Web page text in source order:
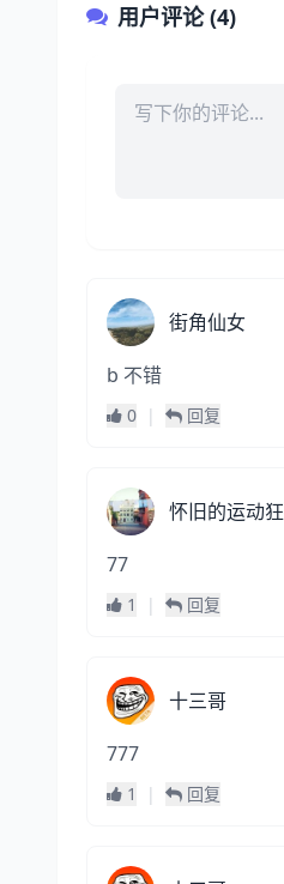
用户评论 (4)
评论内容
街角仙女
b 不错
0 | 回复
怀旧的运动狂
77
1 | 回复
十三哥
777
1 | 回复